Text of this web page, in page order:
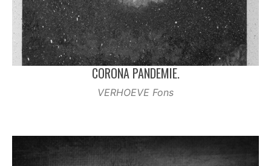
CORONA PANDEMIE.
VERHOEVE Fons